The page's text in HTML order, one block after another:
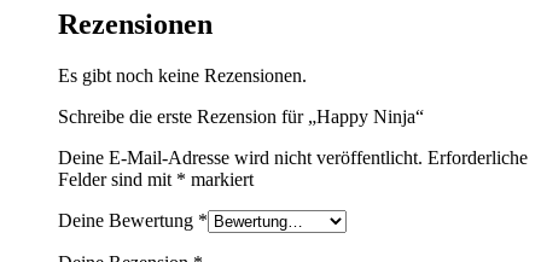
Rezensionen
Es gibt noch keine Rezensionen.
Schreibe die erste Rezension für „Happy Ninja“
Deine E-Mail-Adresse wird nicht veröffentlicht. Erforderliche
Felder sind mit * markiert
Deine Bewertung *